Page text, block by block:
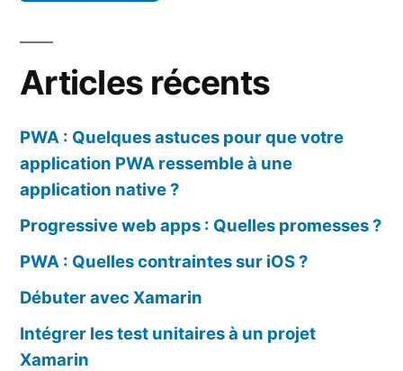
Articles récents
PWA : Quelques astuces pour que votre
application PWA ressemble à une
application native ?
Progressive web apps : Quelles promesses ?
PWA : Quelles contraintes sur iOS ?
Débuter avec Xamarin
Intégrer les test unitaires à un projet
Xamarin